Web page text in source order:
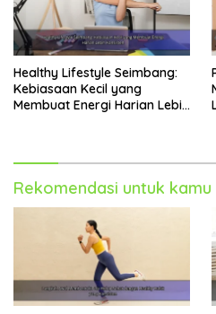
Healthy Lifestyle Seimbang:
Kebiasaan Kecil yang
Membuat Energi Harian Lebih
Rekomendasi untuk kamu